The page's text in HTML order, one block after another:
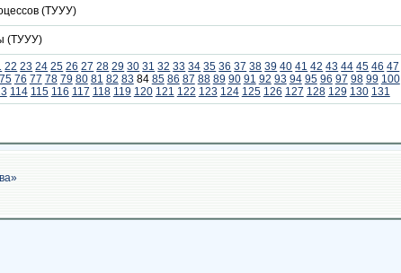
(ТУУУ)
(ТУУУ)
22 23 24 25 26 27 28 29 30 31 32 33 34 35 36 37 38 39 40 41 42 43 44 45 46 47
75 76 77 78 79 80 81 82 83 84 85 86 87 88 89 90 91 92 93 94 95 96 97 98 99 100
114 115 116 117 118 119 120 121 122 123 124 125 126 127 128 129 130 131